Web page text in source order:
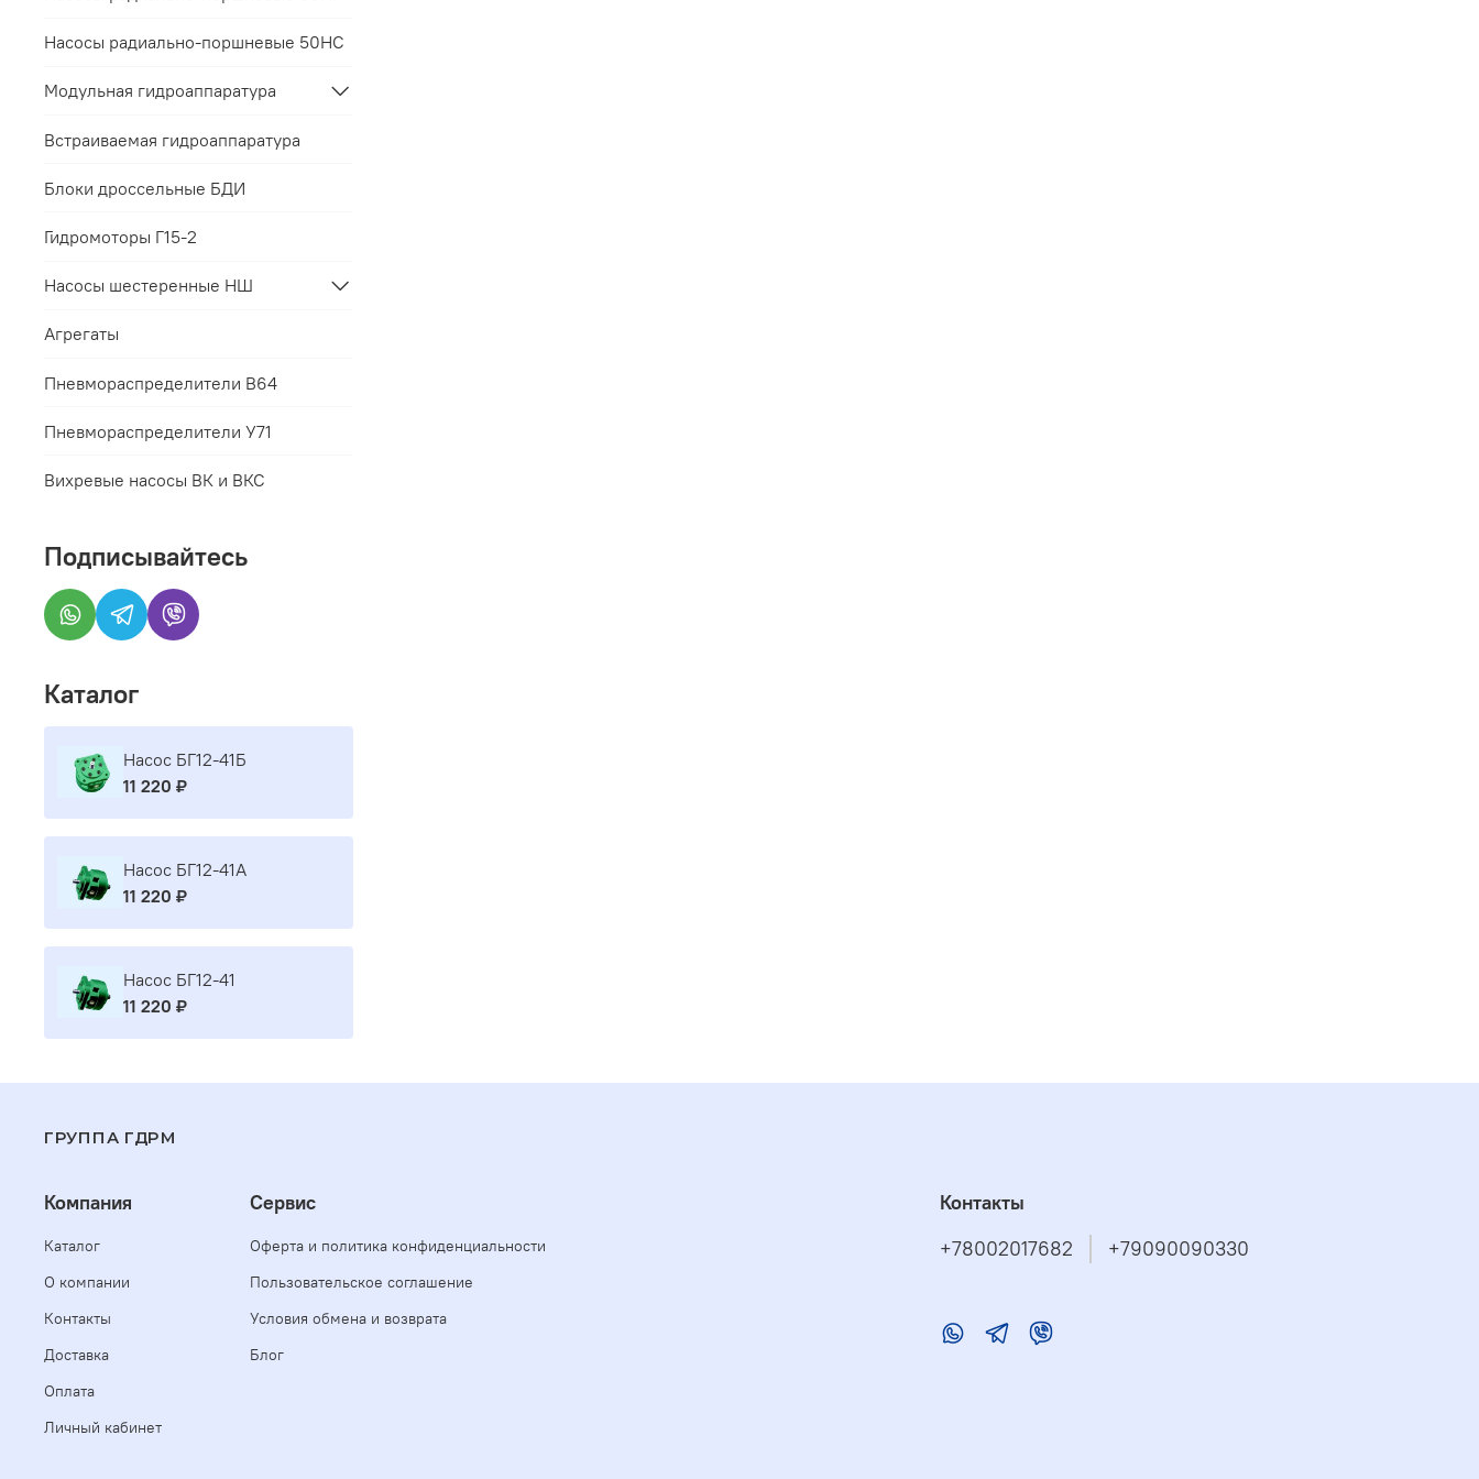
Насосы радиально-поршневые 50НС
Модульная гидроаппаратура
Встраиваемая гидроаппаратура
Блоки дроссельные БДИ
Гидромоторы Г15-2
Насосы шестеренные НШ
Агрегаты
Пневмораспределители В64
Пневмораспределители У71
Вихревые насосы ВК и ВКС
Подписывайтесь
Каталог
Насос БГ12-41Б
11 220 ₽
Насос БГ12-41А
11 220 ₽
Насос БГ12-41
11 220 ₽
ГРУППА ГДРМ
Компания
Каталог
О компании
Контакты
Доставка
Оплата
Личный кабинет
Сервис
Оферта и политика конфиденциальности
Пользовательское соглашение
Условия обмена и возврата
Блог
Контакты
+78002017682
+79090090330